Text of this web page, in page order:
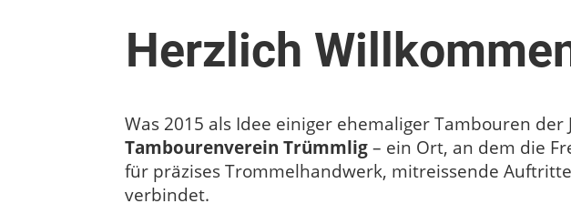
Herzlich
Was 2015 als Idee einiger ehemaliger Tambouren
Tambourenverein Trümmlig– ein Ort, an dem die
für präzises Trommelhandwerk, mitreissende
verbindet.